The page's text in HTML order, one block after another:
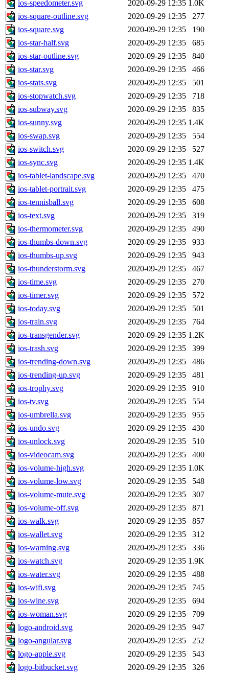
ios-speedometer.svg 2020-09-29 12:35 1.0K
ios-square-outline.svg
2020-09-29 12:35
277
ios-square.svg
2020-09-29 12:35
190
ios-star-half.svg
2020-09-29 12:35
685
ios-star-outline.svg
2020-09-29 12:35
840
ios-star.svg
2020-09-29 12:35
466
ios-stats.svg
2020-09-29 12:35
501
ios-stopwatch.svg
2020-09-29 12:35
718
ios-subway.svg
2020-09-29 12:35
835
ios-sunny.svg
2020-09-29 12:35 1.4K
ios-swap.svg
2020-09-29 12:35
554
ios-switch.svg
2020-09-29 12:35
527
ios-sync.svg
2020-09-29 12:35 1.4K
ios-tablet-landscape.svg
2020-09-29 12:35
470
ios-tablet-portrait.svg
2020-09-29 12:35
475
ios-tennisball.svg
2020-09-29 12:35
608
ios-text.svg
2020-09-29 12:35
319
ios-thermometer.svg
2020-09-29 12:35
490
ios-thumbs-down.svg
2020-09-29 12:35
933
ios-thumbs-up.svg
2020-09-29 12:35
943
ios-thunderstorm.svg
2020-09-29 12:35
467
ios-time.svg
2020-09-29 12:35
270
ios-timer.svg
2020-09-29 12:35
572
ios-today.svg
2020-09-29 12:35
501
ios-train.svg
2020-09-29 12:35
764
ios-transgender.svg
2020-09-29 12:35 1.2K
ios-trash.svg
2020-09-29 12:35
399
ios-trending-down.svg
2020-09-29 12:35
486
ios-trending-up.svg
2020-09-29 12:35
481
ios-trophy.svg
2020-09-29 12:35
910
ios-tv.svg
2020-09-29 12:35
554
ios-umbrella.svg
2020-09-29 12:35
955
ios-undo.svg
2020-09-29 12:35
430
ios-unlock.svg
2020-09-29 12:35
510
ios-videocam.svg
2020-09-29 12:35
400
ios-volume-high.svg
2020-09-29 12:35 1.0K
ios-volume-low.svg
2020-09-29 12:35
548
ios-volume-mute.svg
2020-09-29 12:35
307
ios-volume-off.svg
2020-09-29 12:35
871
ios-walk.svg
2020-09-29 12:35
857
ios-wallet.svg
2020-09-29 12:35
312
ios-warning.svg
2020-09-29 12:35
336
ios-watch.svg
2020-09-29 12:35 1.9K
ios-water.svg
2020-09-29 12:35
488
ios-wifi.svg
2020-09-29 12:35
745
ios-wine.svg
2020-09-29 12:35
694
ios-woman.svg
2020-09-29 12:35
709
logo-android.svg
2020-09-29 12:35
947
logo-angular.svg
2020-09-29 12:35
252
logo-apple.svg
2020-09-29 12:35
543
logo-bitbucket.svg
2020-09-29 12:35
326